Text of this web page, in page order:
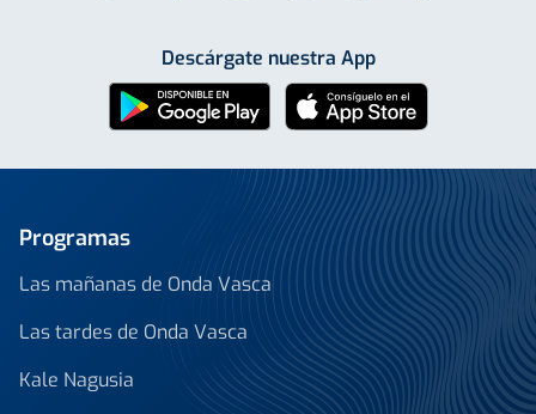
Descárgate nuestra App
Programas
Las mañanas de Onda Vasca
Las tardes de Onda Vasca
Kale Nagusia